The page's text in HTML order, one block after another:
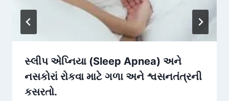
સ્લીપ એપ્નિયા (Sleep Apnea) અને
નસકોરાં રોકવા માટે ગળા અને શ્વસનતંત્રની
કસરતો.